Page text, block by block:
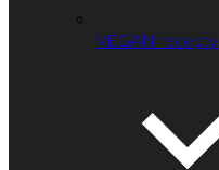
VEGAN recepty